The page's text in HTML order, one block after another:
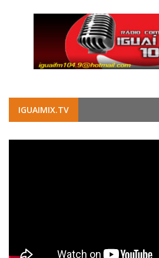
IGUAIMIX.TV